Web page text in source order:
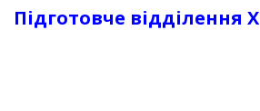
Підготовче відділення